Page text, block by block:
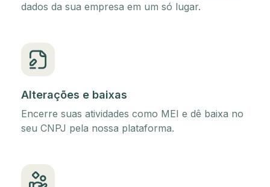
dados da sua empresa em um só lugar.
Alterações e baixas
Encerre suas atividades como MEI e dê baixa no
seu CNPJ pela nossa plataforma.